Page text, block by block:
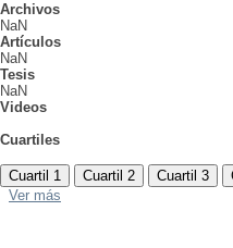
Archivos
NaN
Artículos
NaN
Tesis
NaN
Videos
Cuartiles
Cuartil 1 Cuartil 2 Cuartil 3
Ver más